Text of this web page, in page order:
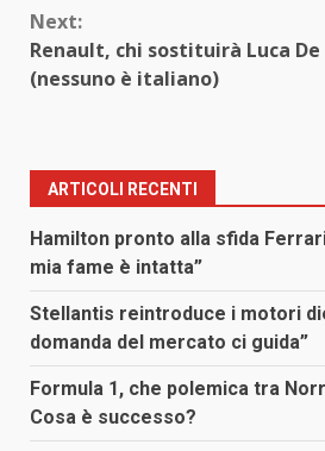
Next:
Renault, chi sostituirà Luca
(nessuno è italiano)
ARTICOLI RECENTI
Hamilton pronto alla sfida
mia fame è intatta”
Stellantis reintroduce i motori
domanda del mercato ci guida”
Formula 1, che polemica tra
Cosa è successo?